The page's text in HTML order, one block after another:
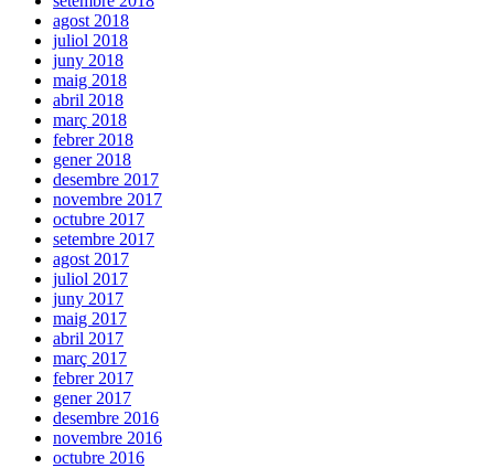
agost 2018
juliol 2018
juny 2018
maig 2018
abril 2018
març 2018
febrer 2018
gener 2018
desembre 2017
novembre 2017
octubre 2017
setembre 2017
agost 2017
juliol 2017
juny 2017
maig 2017
abril 2017
març 2017
febrer 2017
gener 2017
desembre 2016
novembre 2016
octubre 2016